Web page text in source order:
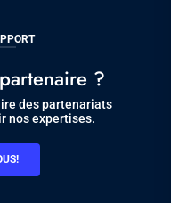
?
des partenariats
nos expertises.